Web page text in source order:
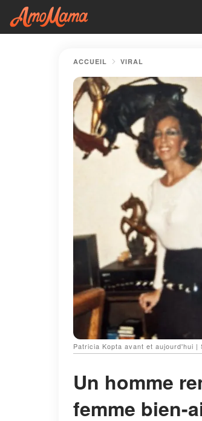
ACCUEIL VIRAL
Patricia Kopta avant et aujourd'hui
Un homme
femme bien-